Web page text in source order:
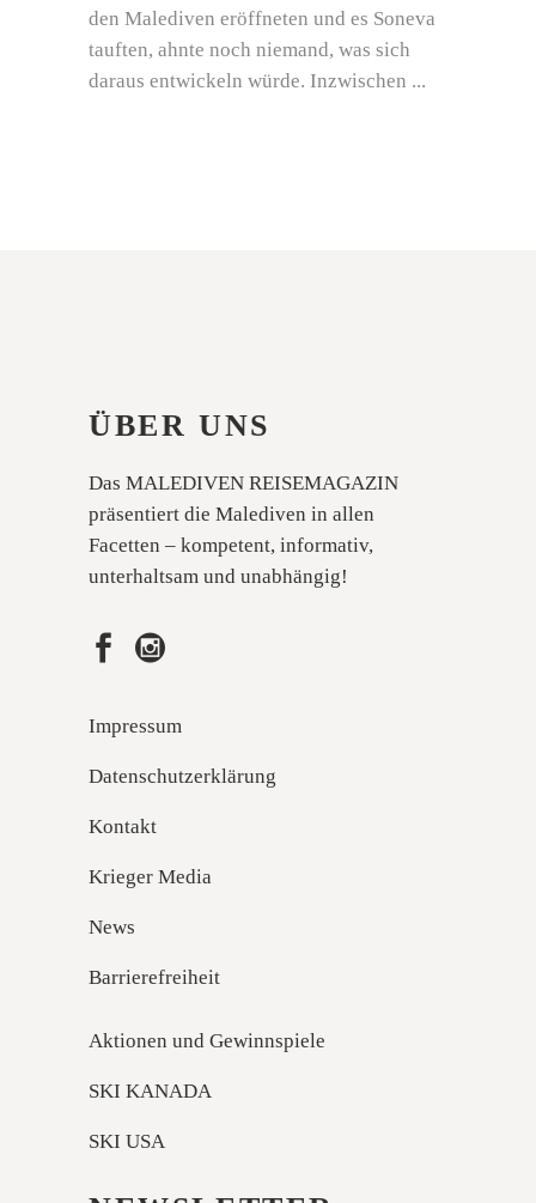
den Malediven eröffneten und es Soneva
tauften, ahnte noch niemand, was sich
daraus entwickeln würde. Inzwischen
ÜBER UNS
Das MALEDIVEN REISEMAGAZIN
präsentiert die Malediven in allen
Facetten – kompetent, informativ,
unterhaltsam und unabhängig!
Impressum
Datenschutzerklärung
Kontakt
Krieger Media
News
Barrierefreiheit
Aktionen und Gewinnspiele
SKI KANADA
SKI USA